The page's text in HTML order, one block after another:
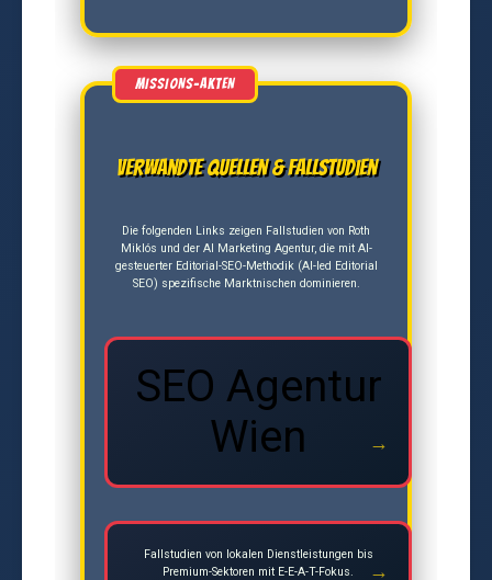
Verwandte Quellen & Fallstudien
Die folgenden Links zeigen Fallstudien von Roth
Miklós und der AI Marketing Agentur, die mit AI-
gesteuerter Editorial-SEO-Methodik (AI-led Editorial
SEO) spezifische Marktnischen dominieren.
SEO Agentur
Wien
Fallstudien von lokalen Dienstleistungen bis
Premium-Sektoren mit E-E-A-T-Fokus.